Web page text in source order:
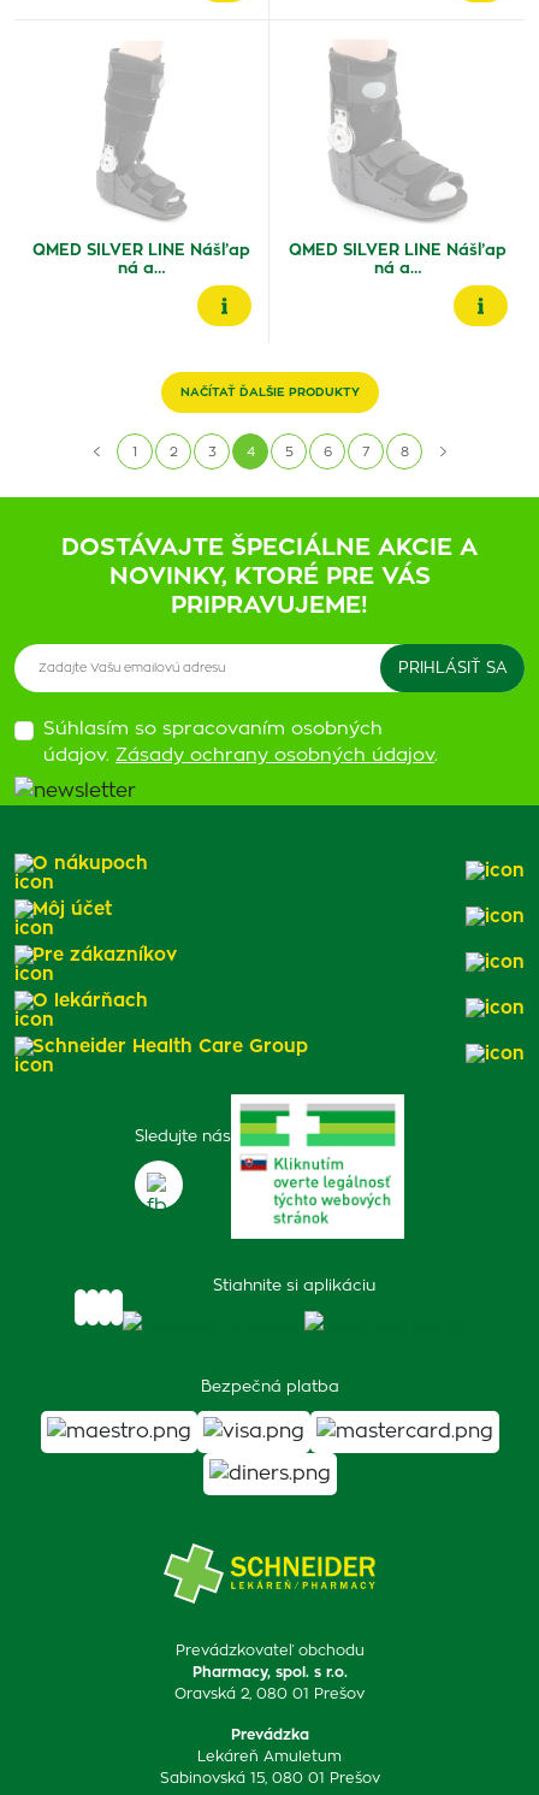
QMED SILVER LINE Nášľap
ná a…
QMED SILVER LINE Nášľap
ná a…
NAČÍTAŤ ĎALŠIE PRODUKTY
1 2 3 4 5 6 7 8
DOSTÁVAJTE ŠPECIÁLNE AKCIE A
NOVINKY, KTORÉ PRE VÁS
PRIPRAVUJEME!
Súhlasím so spracovaním osobných
údajov. Zásady ochrany osobných údajov.
Prevádzkovateľ obchodu
Pharmacy, spol. s r.o.
Oravská 2, 080 01 Prešov
Prevádzka
Lekáreň Amuletum
Sabinovská 15, 080 01 Prešov
Sledujte nás
Stiahnite si aplikáciu
Bezpečná platba
O nákupoch
Môj účet
Pre zákazníkov
O lekárňach
Schneider Health Care Group